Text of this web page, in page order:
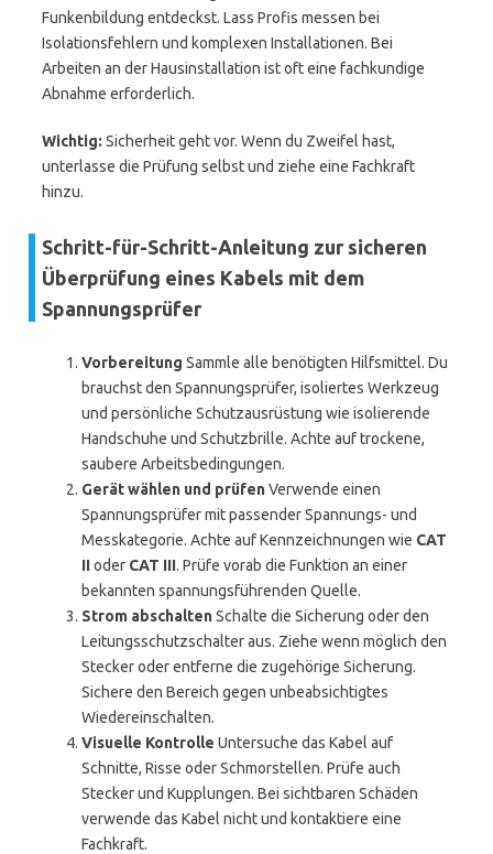
Funkenbildung entdeckst. Lass Profis messen bei
Isolationsfehlern und komplexen Installationen. Bei
Arbeiten an der Hausinstallation ist oft eine fachkundige
Abnahme erforderlich.
Wichtig: Sicherheit geht vor. Wenn du Zweifel hast,
unterlasse die Prüfung selbst und ziehe eine Fachkraft
hinzu.
Schritt-für-Schritt-Anleitung zur sicheren
Überprüfung eines Kabels mit dem
Spannungsprüfer
Vorbereitung Sammle alle benötigten Hilfsmittel. Du
brauchst den Spannungsprüfer, isoliertes Werkzeug
und persönliche Schutzausrüstung wie isolierende
Handschuhe und Schutzbrille. Achte auf trockene,
saubere Arbeitsbedingungen.
Gerät wählen und prüfenVerwende einen
Spannungsprüfer mit passender Spannungs- und
Messkategorie. Achte auf Kennzeichnungen wie CAT
IIoder CAT III. Prüfe vorab die Funktion an einer
bekannten spannungsführenden Quelle.
Strom abschaltenSchalte die Sicherung oder den
Leitungsschutzschalter aus. Ziehe wenn möglich den
Stecker oder entferne die zugehörige Sicherung.
Sichere den Bereich gegen unbeabsichtigtes
Wiedereinschalten.
Visuelle Kontrolle Untersuche das Kabel auf
Schnitte, Risse oder Schmorstellen. Prüfe auch
Stecker und Kupplungen. Bei sichtbaren Schäden
verwende das Kabel nicht und kontaktiere eine
Fachkraft.